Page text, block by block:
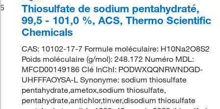
5
Thiosulfate de sodium pentahydraté,
99,5 - 101,0 %, ACS, Thermo Scientific
Chemicals
CAS: 10102-17-7 Formule moléculaire: H10Na2O8S2
Poids moléculaire (g/mol): 248.172 Numéro MDL:
MFCD00149186 Clé InChI: PODWXQQNRWNDGD-
UHFFFAOYSA-L Synonyme: sodium thiosulfate
pentahydrate,ametox,sodium thiosulfate,
pentahydrate,antichlor,tinver,disodium thiosulfate